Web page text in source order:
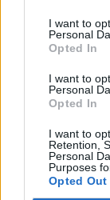
I want to
Personal
Opted In
I want to
Personal
Opted In
I want to
Retention,
Personal
Purposes
Opted Out
Po więcej
zapraszamy do